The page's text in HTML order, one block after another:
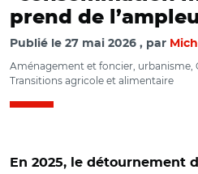
prend de
Publié le 27 mai 2026 par
Aménagement et foncier, urbanisme,
Transitions agricole et alimentaire
En 2025, le détournement